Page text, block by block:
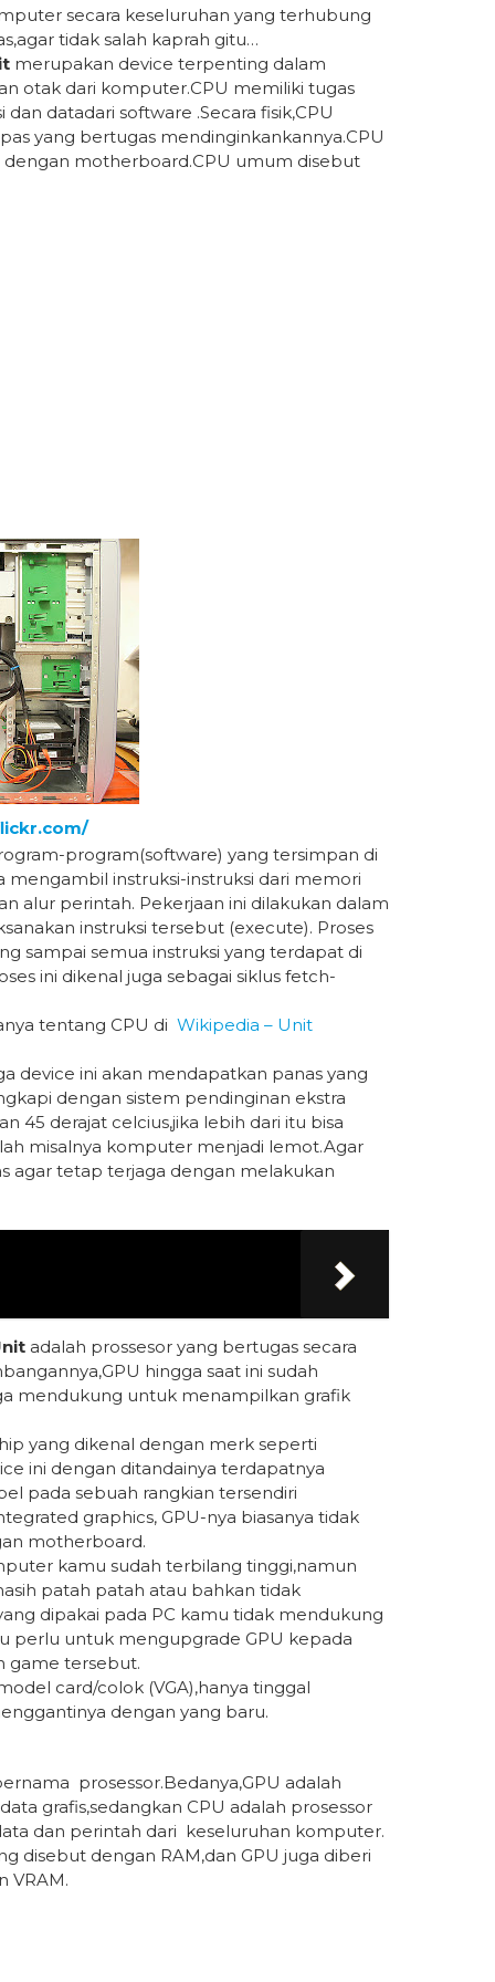
secara keseluruhan yang terhubung
tidak salah kaprah gitu…
merupakan device terpenting dalam
otak dari komputer.CPU memiliki tugas
datadari software .Secara fisik,CPU
yang bertugas mendinginkankannya.CPU
motherboard.CPU umum disebut
program(software) yang tersimpan di
instruksi-instruksi dari memori
alur perintah. Pekerjaan ini dilakukan dalam
instruksi tersebut (execute). Proses
sampai semua instruksi yang terdapat di
ini dikenal juga sebagai siklus fetch-
tentang CPU di Wikipedia – Unit
device ini akan mendapatkan panas yang
dengan sistem pendinginan ekstra
45 derajat celcius,jika lebih dari itu bisa
misalnya komputer menjadi lemot.Agar
agar tetap terjaga dengan melakukan
adalah prossesor yang bertugas secara
hingga saat ini sudah
mendukung untuk menampilkan grafik
yang dikenal dengan merk seperti
ini dengan ditandainya terdapatnya
pada sebuah rangkian tersendiri
graphics, GPU-nya biasanya tidak
motherboard.
kamu sudah terbilang tinggi,namun
patah patah atau bahkan tidak
dipakai pada PC kamu tidak mendukung
perlu untuk mengupgrade GPU kepada
game tersebut.
card/colok (VGA),hanya tinggal
dengan yang baru.
prosessor.Bedanya,GPU adalah
grafis,sedangkan CPU adalah prosessor
dan perintah dari keseluruhan komputer.
disebut dengan RAM,dan GPU juga diberi
VRAM.